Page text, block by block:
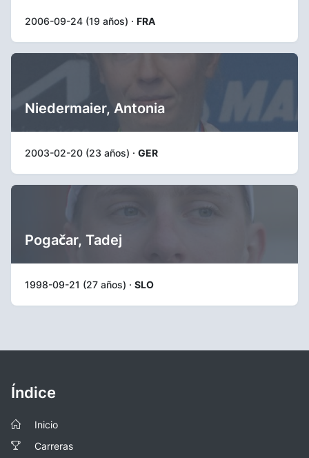
2006-09-24 (19 años) · FRA
Niedermaier, Antonia
2003-02-20 (23 años) · GER
Pogačar, Tadej
1998-09-21 (27 años) · SLO
Índice
Inicio
Carreras